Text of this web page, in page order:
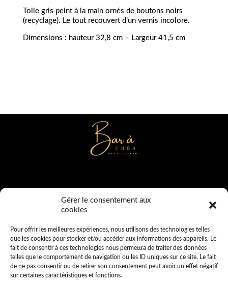
Gérer le consentement aux
cookies
Pour offrir les meilleures expériences, nous utilisons des technologies telles
que les cookies pour stocker et/ou accéder aux informations des appareils. Le
fait de consentir à ces technologies nous permettra de traiter des données
telles que le comportement de navigation ou les ID uniques sur ce site. Le fait
de ne pas consentir ou de retirer son consentement peut avoir un effet négatif
sur certaines caractéristiques et fonctions.
Toile gris peint à la main ornés de boutons noirs
(recyclage). Le tout recouvert d’un vernis incolore.
Dimensions : hauteur 32,8 cm – Largeur 41,5 cm
80160 SAINT SAUFLIEU
Tél : 06 72 40 40 68
bar_a_creas@yahoo.com